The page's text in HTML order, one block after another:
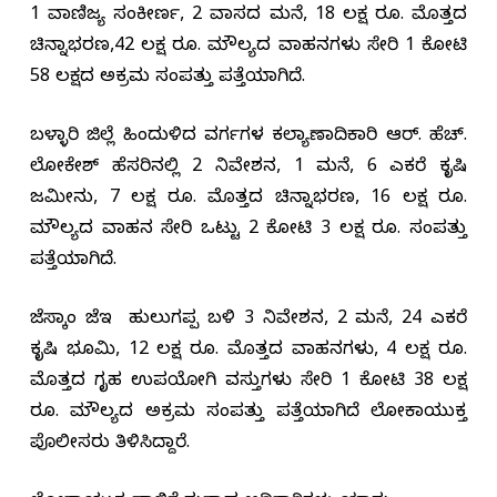
1 ವಾಣಿಜ್ಯ ಸಂಕೀರ್ಣ, 2 ವಾಸದ ಮನೆ, 18 ಲಕ್ಷ ರೂ. ಮೊತ್ತದ
ಚಿನ್ನಾಭರಣ,42 ಲಕ್ಷ ರೂ. ಮೌಲ್ಯದ ವಾಹನಗಳು ಸೇರಿ 1 ಕೋಟಿ
58 ಲಕ್ಷದ ಅಕ್ರಮ ಸಂಪತ್ತು ಪತ್ತೆಯಾಗಿದೆ.
ಬಳ್ಳಾರಿ ಜಿಲ್ಲೆ ಹಿಂದುಳಿದ ವರ್ಗಗಳ ಕಲ್ಯಾಣಾದಿಕಾರಿ ಆರ್. ಹೆಚ್.
ಲೋಕೇಶ್ ಹೆಸರಿನಲ್ಲಿ 2 ನಿವೇಶನ, 1 ಮನೆ, 6 ಎಕರೆ ಕೃಷಿ
ಜಮೀನು, 7 ಲಕ್ಷ ರೂ. ಮೊತ್ತದ ಚಿನ್ನಾಭರಣ, 16 ಲಕ್ಷ ರೂ.
ಮೌಲ್ಯದ ವಾಹನ ಸೇರಿ ಒಟ್ಟು 2 ಕೋಟಿ 3 ಲಕ್ಷ ರೂ. ಸಂಪತ್ತು
ಪತ್ತೆಯಾಗಿದೆ.
ಜೆಸ್ಕಾಂ ಜೆಇ ಹುಲುಗಪ್ಪ ಬಳಿ 3 ನಿವೇಶನ, 2 ಮನೆ, 24 ಎಕರೆ
ಕೃಷಿ ಭೂಮಿ, 12 ಲಕ್ಷ ರೂ. ಮೊತ್ತದ ವಾಹನಗಳು, 4 ಲಕ್ಷ ರೂ.
ಮೊತ್ತದ ಗೃಹ ಉಪಯೋಗಿ ವಸ್ತುಗಳು ಸೇರಿ 1 ಕೋಟಿ 38 ಲಕ್ಷ
ರೂ. ಮೌಲ್ಯದ ಅಕ್ರಮ ಸಂಪತ್ತು ಪತ್ತೆಯಾಗಿದೆ ಲೋಕಾಯುಕ್ತ
ಪೊಲೀಸರು ತಿಳಿಸಿದ್ದಾರೆ.